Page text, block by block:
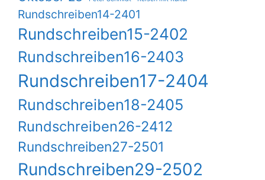
Rundschreiben14-2401
Rundschreiben15-2402
Rundschreiben16-2403
Rundschreiben17-2404
Rundschreiben18-2405
Rundschreiben26-2412
Rundschreiben27-2501
Rundschreiben29-2502